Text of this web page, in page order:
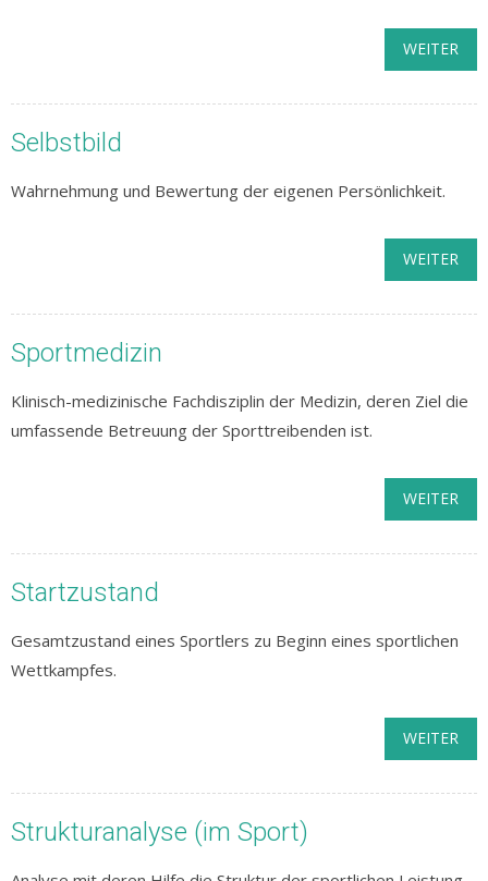
WEITER
Selbstbild
Wahrnehmung und Bewertung der eigenen Persönlichkeit.
WEITER
Sportmedizin
Klinisch-medizinische Fachdisziplin der Medizin, deren Ziel die
umfassende Betreuung der Sporttreibenden ist.
WEITER
Startzustand
Gesamtzustand eines Sportlers zu Beginn eines sportlichen
Wettkampfes.
WEITER
Strukturanalyse (im Sport)